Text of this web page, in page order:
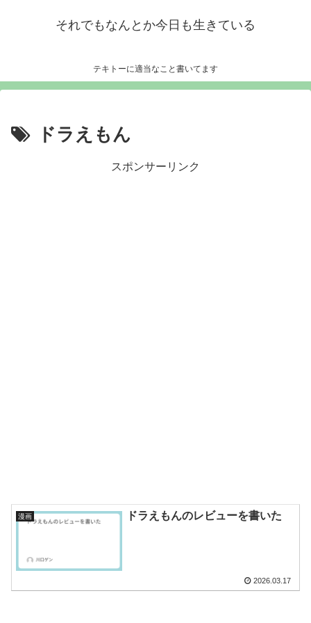
それでもなんとか今日も生きている
テキトーに適当なこと書いてます
ドラえもん
スポンサーリンク
漫画 ドラえもんのレビューを書いた
2026.03.17